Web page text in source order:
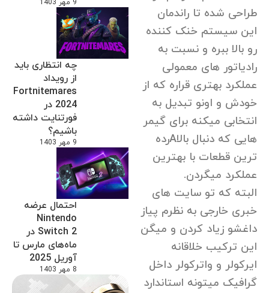
9 مهر 1403
چه انتظاری باید
از رویداد
Fortnitemares
2024 در
فورتنایت داشته
باشیم؟
9 مهر 1403
احتمال عرضه
Nintendo
Switch 2 در
ماه‌های مارس تا
آوریل 2025
8 مهر 1403
طراحی شده تا راندمان
این سیستم خنک کننده
رو بالا ببره و نسبت به
رادیاتور های معمولی
عملکرد بهتری قراره که از
خودش و اونو تبدیل به
انتخابی میکنه برای گیمر
هایی که دنبال بالاAرده
ترین قطعات با بهترین
عملکرد میگردن.
البته که تو سایت های
خبری خارجی به نظرم پیاز
داغشو زیاد کردن و میگن
این ترکیب خلاقانه
ایرکولر و واترکولر داخل
گرافیک میتونه استاندارد